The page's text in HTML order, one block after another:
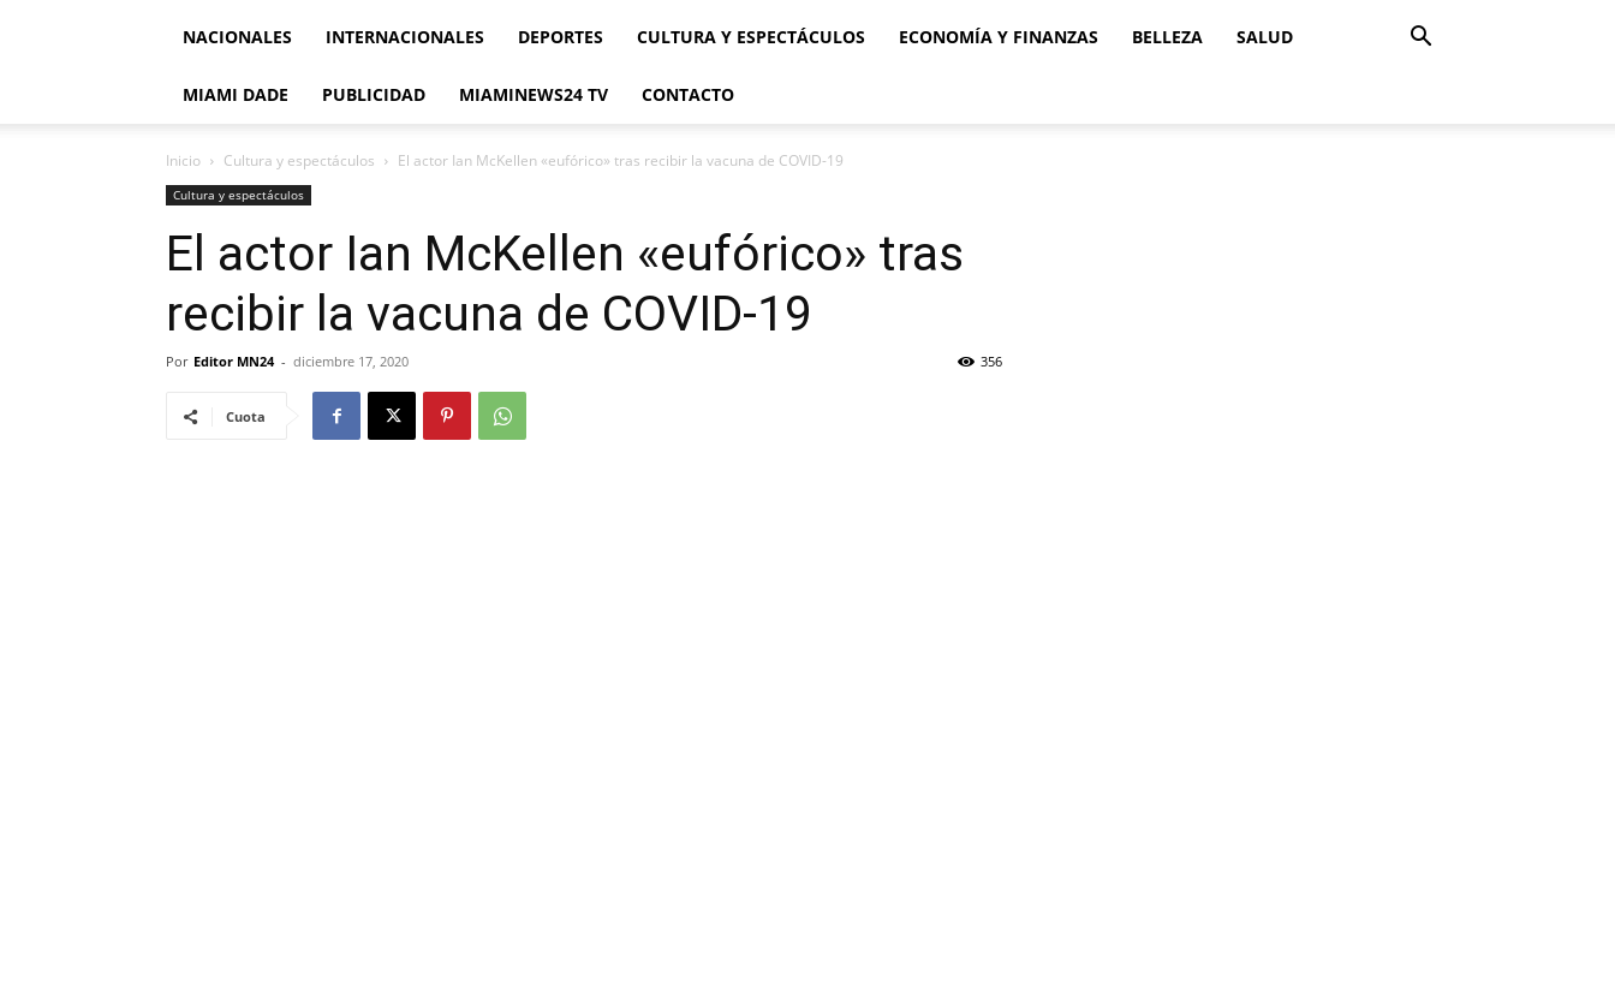
NACIONALES INTERNACIONALES DEPORTES CULTURA Y ESPECTÁCULOS ECONOMÍA Y FINANZAS BELLEZA SALUD
MIAMI DADE PUBLICIDAD MIAMINEWS24 TV CONTACTO
Inicio Cultura y espectáculos El actor Ian McKellen «eufórico» tras recibir la vacuna de COVID-19
Cultura y espectáculos
El actor Ian McKellen «eufórico» tras
recibir la vacuna de COVID-19
Por Editor MN24 - diciembre 17, 2020 356
Cuota